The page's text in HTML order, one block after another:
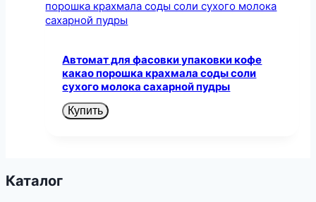
Автомат для фасовки упаковки кофе
какао порошка крахмала соды соли
сухого молока сахарной пудры
Купить
Каталог